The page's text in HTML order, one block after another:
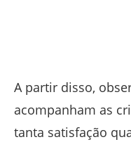
A partir disso,
acompanham as
tanta satisfação